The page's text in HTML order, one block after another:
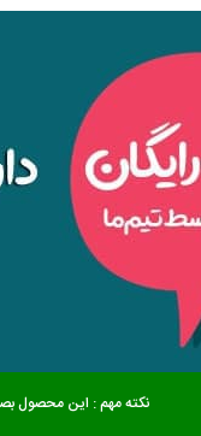
نکته مهم : این محصول